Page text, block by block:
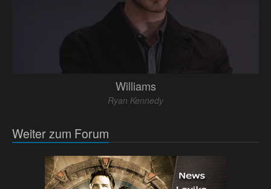
Williams
Ryan Kennedy
Weiter zum Forum